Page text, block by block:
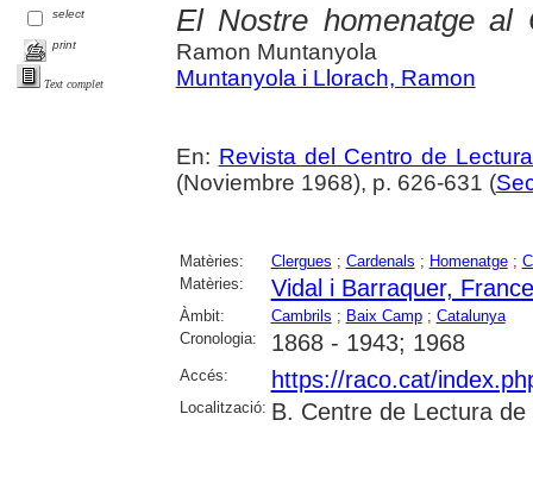
select
print
Text complet
El Nostre homenatge al
Ramon Muntanyola
Muntanyola i Llorach, Ramon
En: Revista del Centro de
(Noviembre 1968), p. 626-631 (
Matèries: Clergues ; Cardenals ; Homenatge;
Matèries:
Vidal i Barraquer,
Àmbit: Cambrils ; Baix Camp; Catalunya
Cronologia:
1868 - 1943; 1968
Accés: https://raco.cat/
Localització: B. Centre de Lectura de